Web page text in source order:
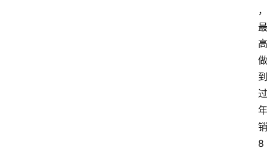
，
最
高
做
到
过
年
销
8